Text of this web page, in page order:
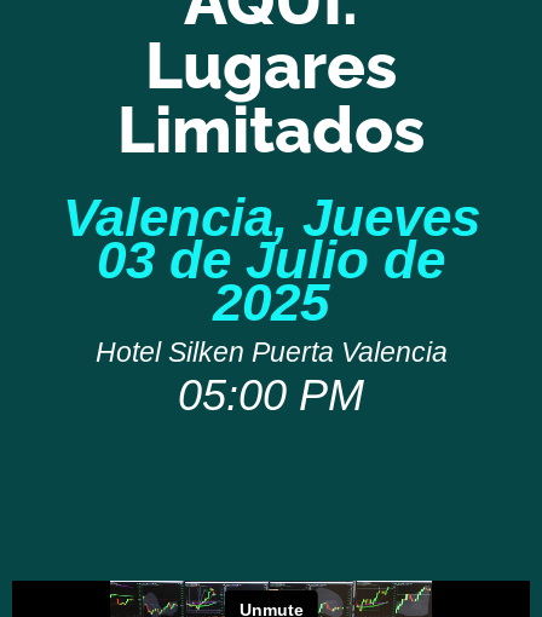
Lugares
Limitados
Valencia, Jueves
03 de Julio de
2025
Hotel Silken Puerta Valencia
05:00 PM